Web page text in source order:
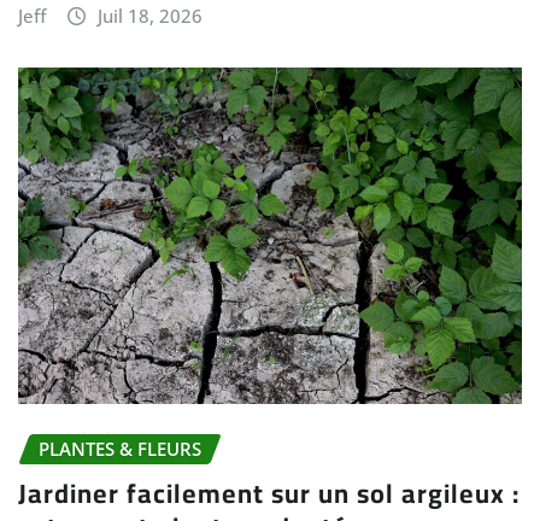
Jeff Juil 18, 2026
PLANTES & FLEURS
Jardiner facilement sur un sol argileux :